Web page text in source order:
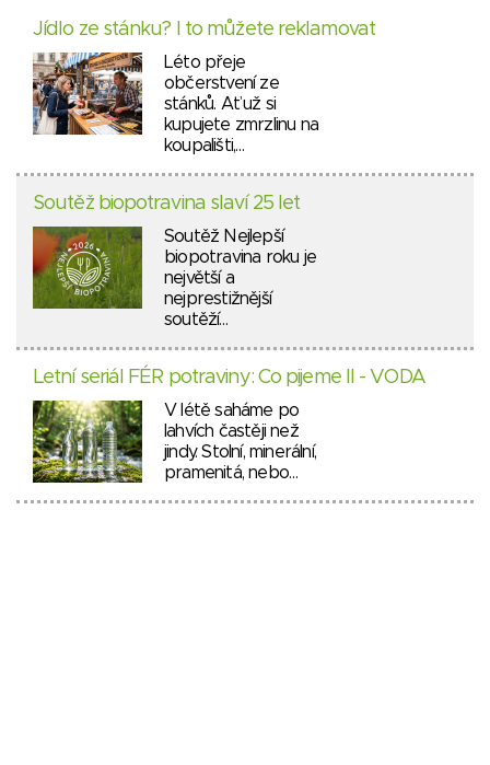
Jídlo ze stánku? I to můžete reklamovat
Léto přeje
občerstvení ze
stánků. Ať už si
kupujete zmrzlinu na
koupališti,…
Soutěž biopotravina slaví 25 let
Soutěž Nejlepší
biopotravina roku je
největší a
nejprestižnější
soutěží…
Letní seriál FÉR potraviny: Co pijeme II - VODA
V létě saháme po
lahvích častěji než
jindy. Stolní, minerální,
pramenitá, nebo…